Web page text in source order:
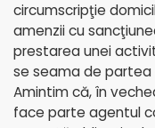
circumscripţie
amenzii cu
prestarea unei
se seama de
Amintim că, în
face parte agentul